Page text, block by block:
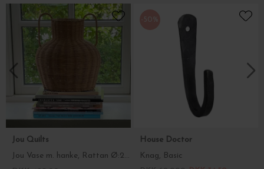
Jou Quilts
Jou Vase m. hanke, Rattan Ø:25*30
-50%
House Doctor
Knag, Basic